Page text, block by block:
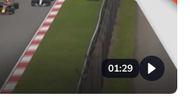
01:29